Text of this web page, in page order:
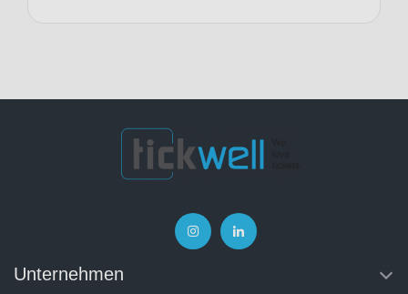
Unternehmen